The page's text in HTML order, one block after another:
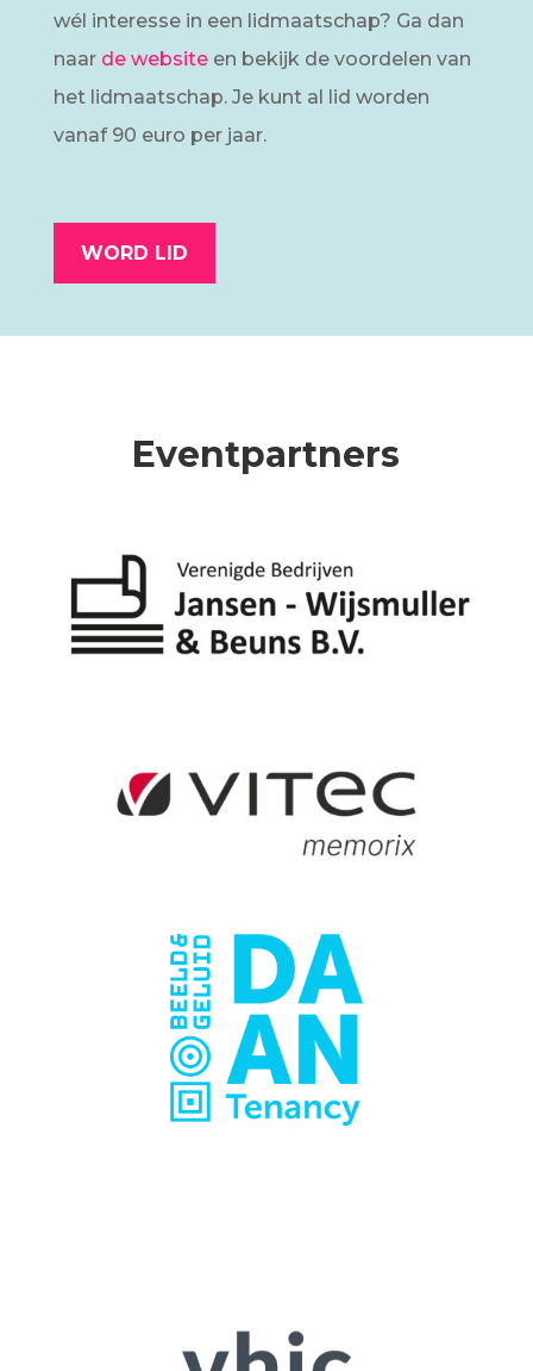
wél interesse in een lidmaatschap? Ga dan
naar de websiteen bekijk de voordelen van
het lidmaatschap. Je kunt al lid worden
vanaf 90 euro per jaar.
WORD LID
Eventpartners